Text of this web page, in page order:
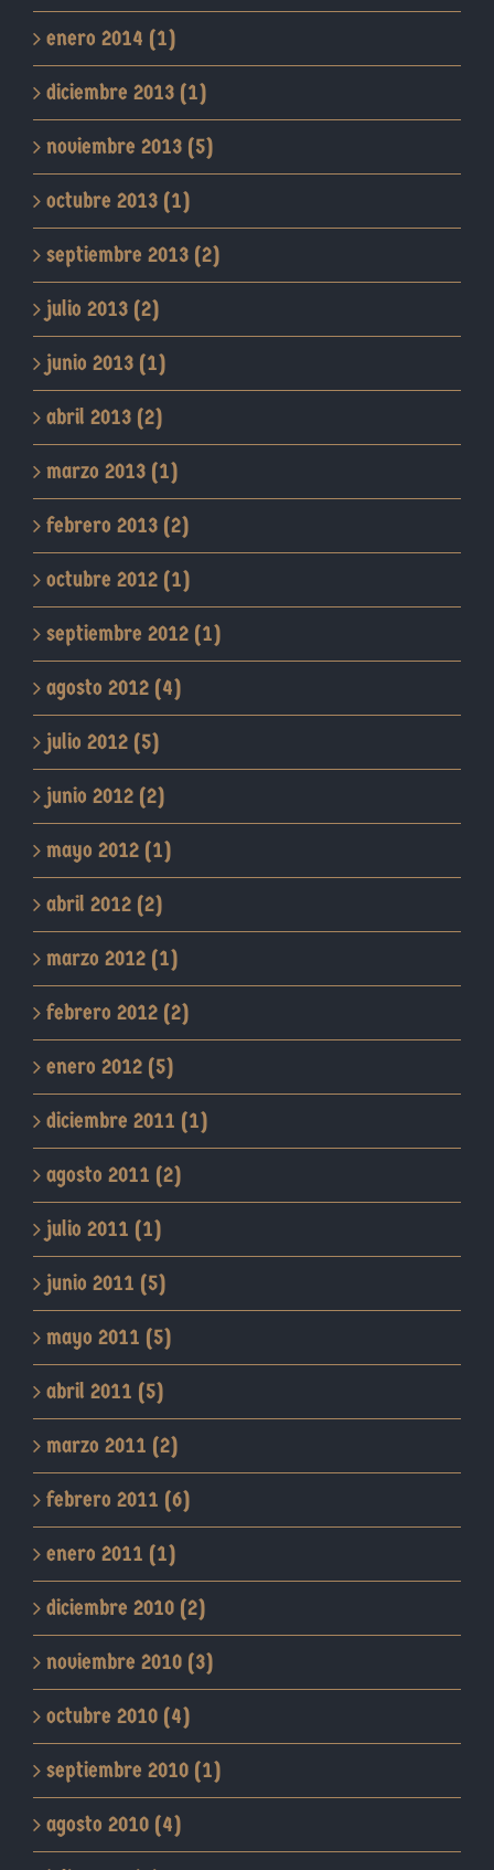
enero 2014 (1)
diciembre 2013 (1)
noviembre 2013 (5)
octubre 2013 (1)
septiembre 2013 (2)
julio 2013 (2)
junio 2013 (1)
abril 2013 (2)
marzo 2013 (1)
febrero 2013 (2)
octubre 2012 (1)
septiembre 2012 (1)
agosto 2012 (4)
julio 2012 (5)
junio 2012 (2)
mayo 2012 (1)
abril 2012 (2)
marzo 2012 (1)
febrero 2012 (2)
enero 2012 (5)
diciembre 2011 (1)
agosto 2011 (2)
julio 2011 (1)
junio 2011 (5)
mayo 2011 (5)
abril 2011 (5)
marzo 2011 (2)
febrero 2011 (6)
enero 2011 (1)
diciembre 2010 (2)
noviembre 2010 (3)
octubre 2010 (4)
septiembre 2010 (1)
agosto 2010 (4)